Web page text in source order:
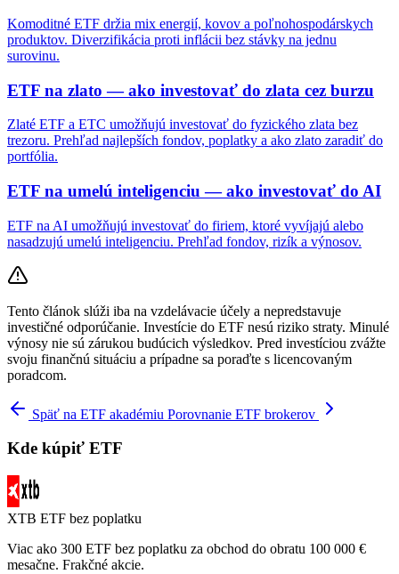
Komoditné ETF držia mix energií, kovov a poľnohospodárskych
produktov. Diverzifikácia proti inflácii bez stávky na jednu
surovinu.
ETF na zlato — ako investovať do zlata cez burzu
Zlaté ETF a ETC umožňujú investovať do fyzického zlata bez
trezoru. Prehľad najlepších fondov, poplatky a ako zlato zaradiť do
portfólia.
ETF na umelú inteligenciu — ako investovať do AI
ETF na AI umožňujú investovať do firiem, ktoré vyvíjajú alebo
nasadzujú umelú inteligenciu. Prehľad fondov, rizík a výnosov.
Tento článok slúži iba na vzdelávacie účely a nepredstavuje
investičné odporúčanie. Investície do ETF nesú riziko straty. Minulé
výnosy nie sú zárukou budúcich výsledkov. Pred investíciou zvážte
svoju finančnú situáciu a prípadne sa poraďte s licencovaným
poradcom.
Späť na ETF akadémiu Porovnanie ETF brokerov
Kde kúpiť ETF
XTB ETF bez poplatku
Viac ako 300 ETF bez poplatku za obchod do obratu 100 000 €
mesačne. Frakčné akcie.